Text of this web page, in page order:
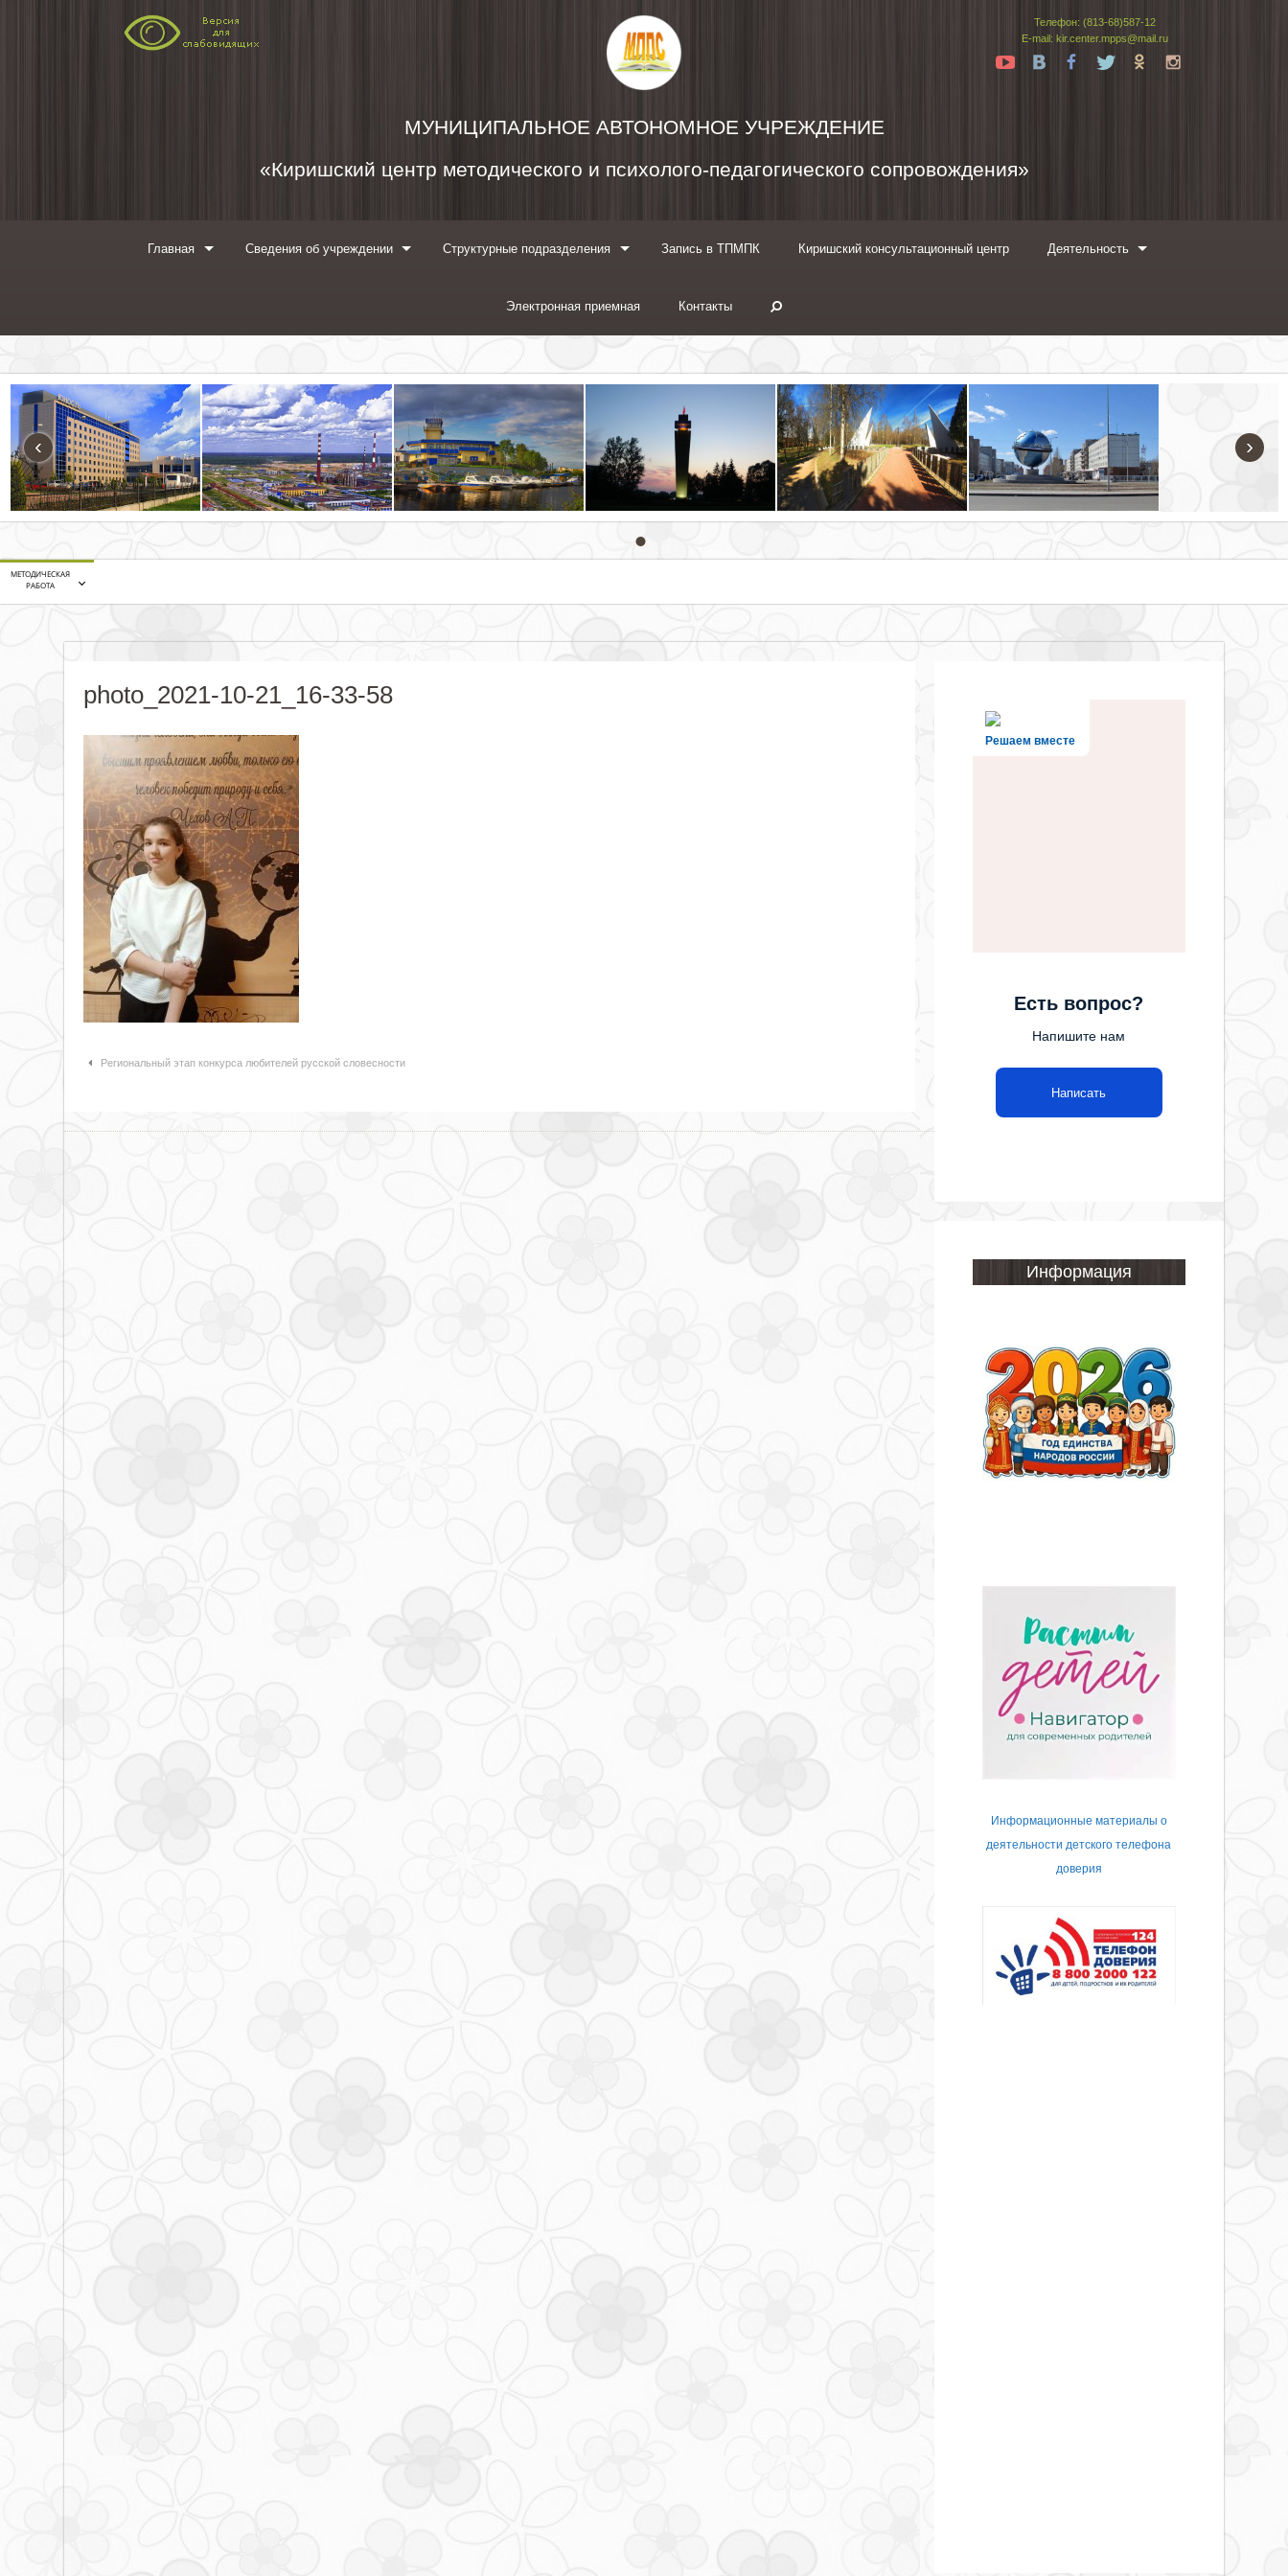
Телефон: (813-68)587-12
E-mail: kir.center.mpps@mail.ru
Yt
Tw
МУНИЦИПАЛЬНОЕ АВТОНОМНОЕ УЧРЕЖДЕНИЕ
«Киришский центр методического и психолого-педагогического сопровождения»
Главная Сведения об учреждении Структурные подразделения Запись в ТПМПК Киришский консультационный центр Деятельность
Электронная приемная Контакты
‹ ›
МЕТОДИЧЕСКАЯ
РАБОТА
photo_2021-10-21_16-33-58
Навигация по статьям
Региональный этап конкурса любителей русской словесности
Решаем вместе
Есть вопрос?
Напишите нам
Написать
Информация
Информационные материалы о
деятельности детского телефона
доверия